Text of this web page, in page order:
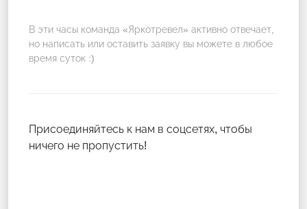
В эти часы команда «Яркотревел» активно отвечает,
но написать или оставить заявку вы можете в любое
время суток :)
Присоединяйтесь к нам в соцсетях, чтобы
ничего не пропустить!